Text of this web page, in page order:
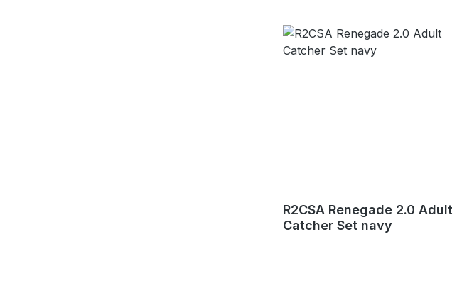
R2CSA Renegade 2.0 Adult
Catcher Set navy